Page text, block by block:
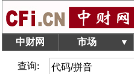
中财网 市场 ▼
查询: